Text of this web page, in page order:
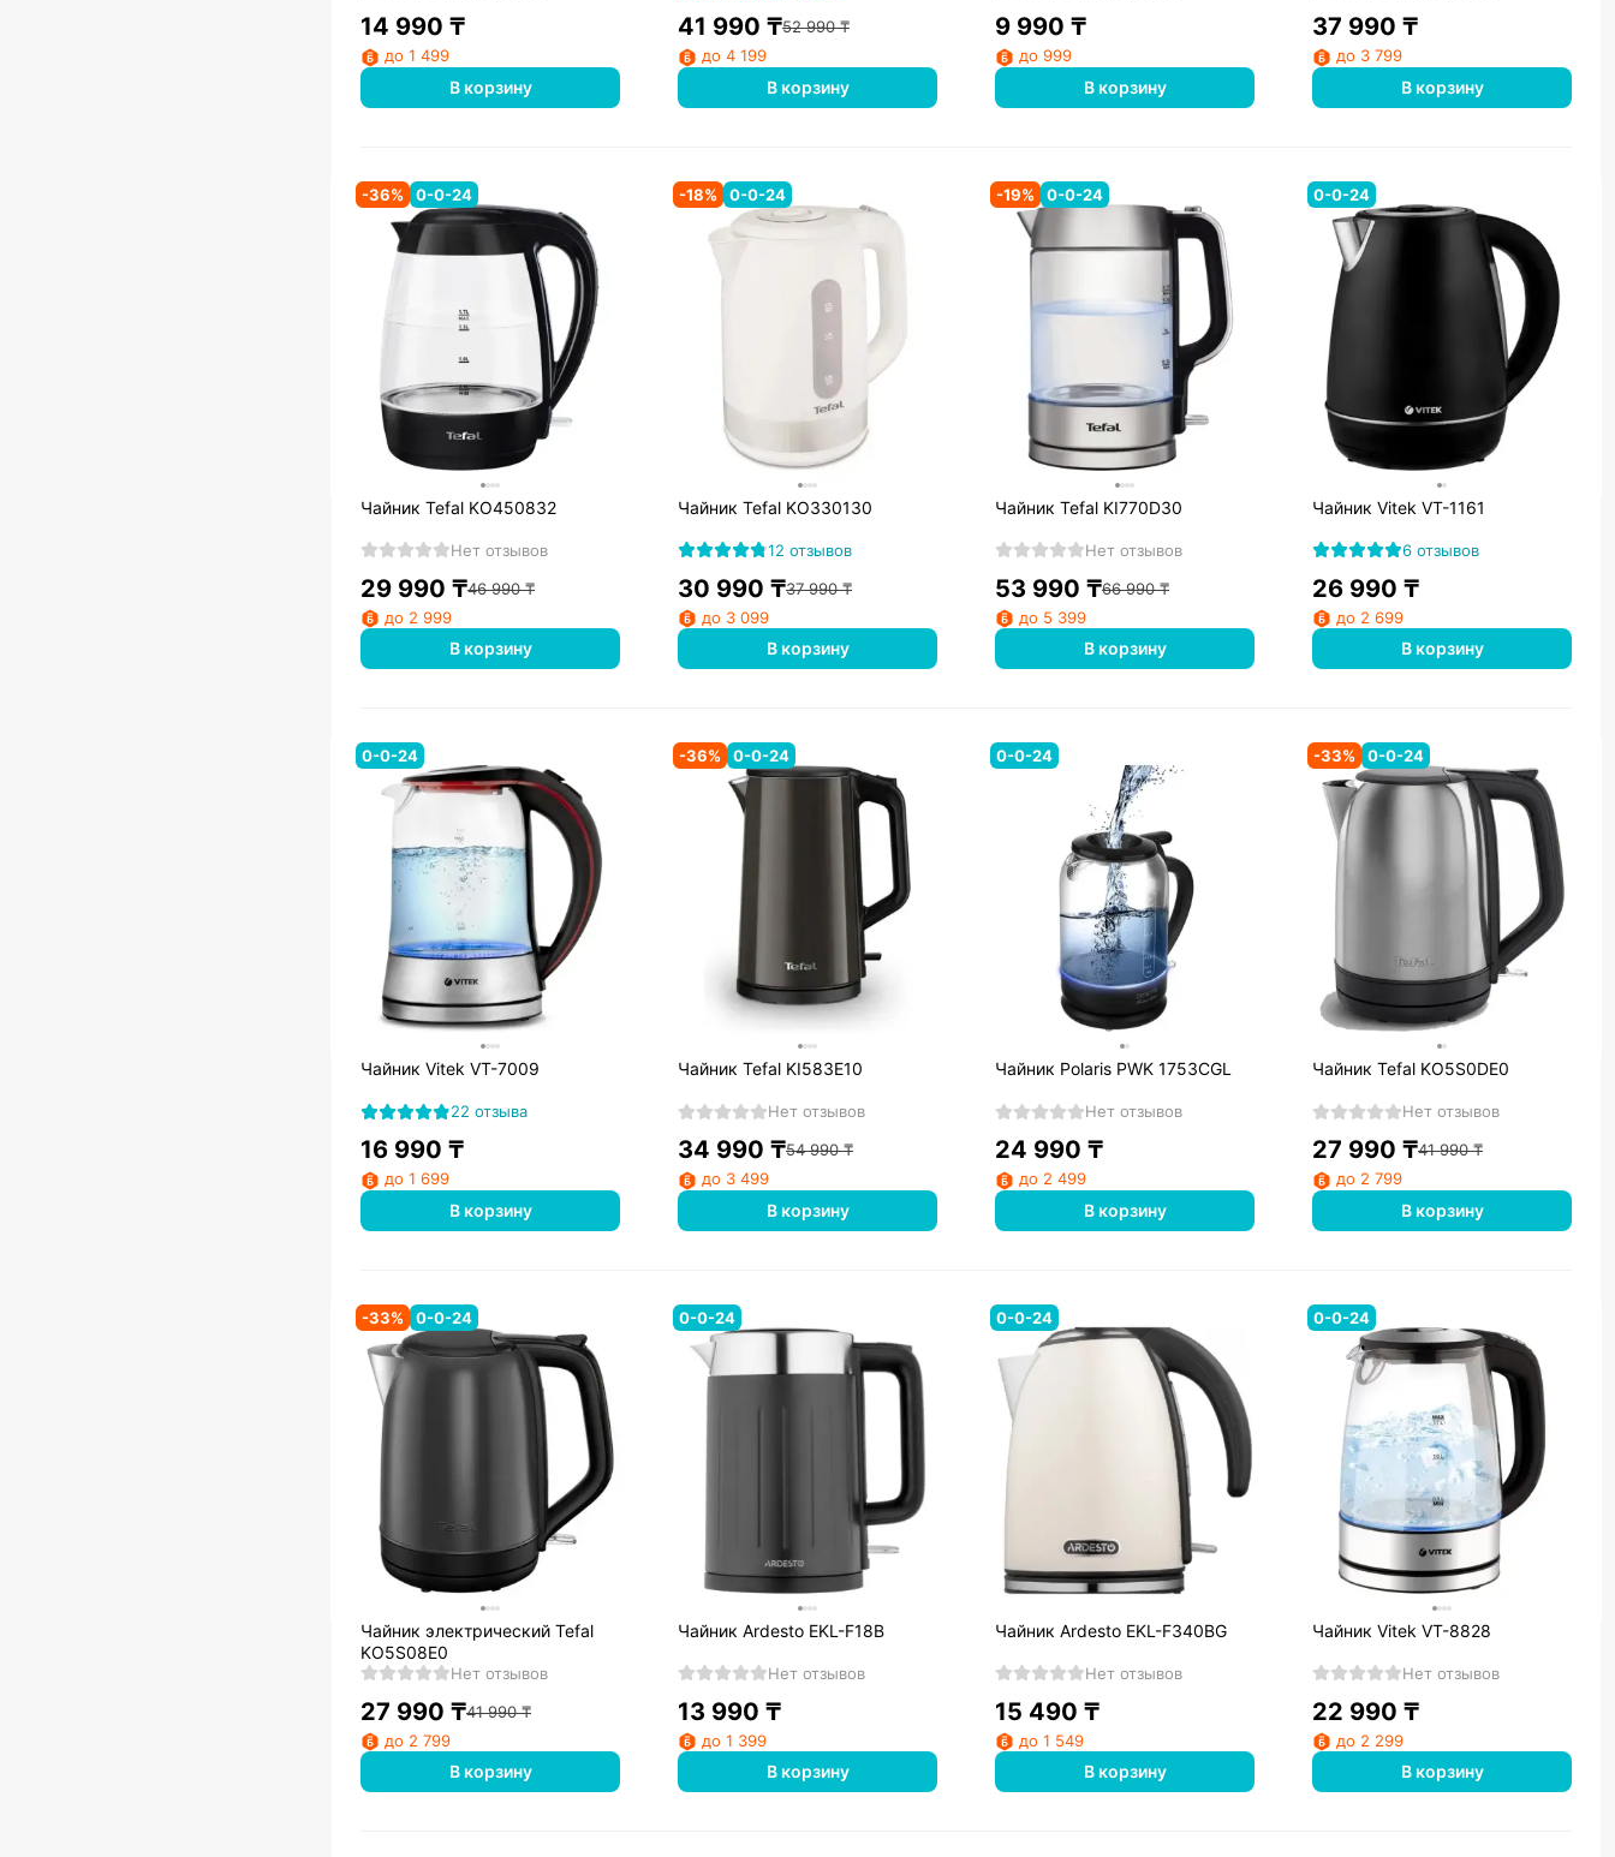
14 990 ₸
до 1 499
В корзину
41 990 ₸52 990₸
до 4 199
В корзину
9 990 ₸
до 999
В корзину
37 990 ₸
до 3 799
В корзину
-36% 0-0-24
Чайник Tefal KO450832
Нет отзывов
29 990 ₸46 990₸
до 2 999
В корзину
-18% 0-0-24
Чайник Tefal KO330130
12 отзывов
30 990 ₸37 990₸
до 3 099
В корзину
-19% 0-0-24
Чайник Tefal KI770D30
Нет отзывов
53 990 ₸66 990₸
до 5 399
В корзину
0-0-24
Чайник Vitek VT-1161
6 отзывов
26 990 ₸
до 2 699
В корзину
0-0-24
Чайник Vitek VT-7009
22 отзыва
16 990 ₸
до 1 699
В корзину
-36% 0-0-24
Чайник Tefal KI583E10
Нет отзывов
34 990 ₸54 990₸
до 3 499
В корзину
0-0-24
Чайник Polaris PWK 1753CGL
Нет отзывов
24 990 ₸
до 2 499
В корзину
-33% 0-0-24
Чайник Tefal KO5S0DE0
Нет отзывов
27 990 ₸41 990₸
до 2 799
В корзину
-33% 0-0-24
Чайник электрический Tefal
KO5S08E0
Нет отзывов
27 990 ₸41 990₸
до 2 799
В корзину
0-0-24
Чайник Ardesto EKL-F18B
Нет отзывов
13 990 ₸
до 1 399
В корзину
0-0-24
Чайник Ardesto EKL-F340BG
Нет отзывов
15 490 ₸
до 1 549
В корзину
0-0-24
Чайник Vitek VT-8828
Нет отзывов
22 990 ₸
до 2 299
В корзину